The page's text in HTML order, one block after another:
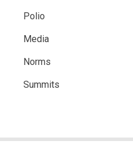
Polio
Media
Norms
Summits